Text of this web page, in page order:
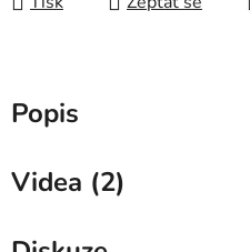
Popis
Videa (2)